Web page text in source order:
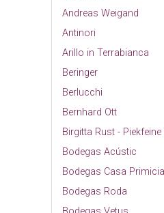
Andreas Weigand
Antinori
Arillo in Terrabianca
Beringer
Berlucchi
Bernhard Ott
Birgitta Rust -
Bodegas Acústic
Bodegas Casa Primicia
Bodegas Roda